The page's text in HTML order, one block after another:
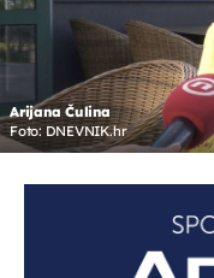
Arijana Čulina
Foto: DNEVNIK.hr